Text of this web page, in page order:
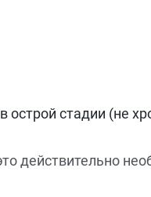
острой стадии (не
действительно